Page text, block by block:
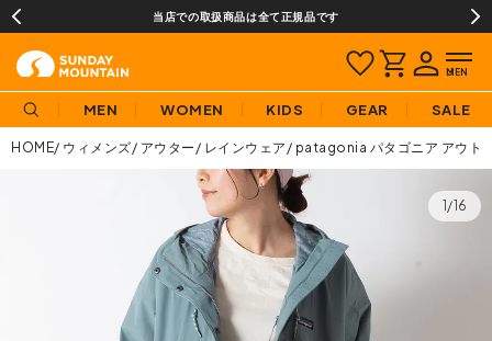
当店での取扱商品は全て正規品です
MEN WOMEN KIDS GEAR SALE
HOME ウィメンズ アウター レインウェア patagonia パタゴニア アウト
1/16